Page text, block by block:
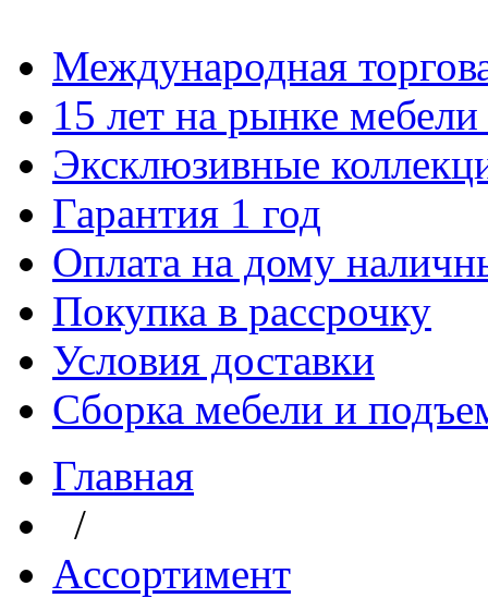
Международная
15 лет на рынке
Эксклюзивные
Гарантия 1 год
Оплата на дому
Покупка в рассрочку
Условия доставки
Сборка мебели и
Главная
/
Aссортимент